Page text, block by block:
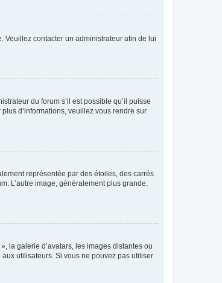
Veuillez contacter un administrateur afin de lui
du forum s’il est possible qu’il puisse
d’informations, veuillez vous rendre sur
représentée par des étoiles, des carrés
L’autre image, généralement plus grande,
la galerie d’avatars, les images distantes ou
utilisateurs. Si vous ne pouvez pas utiliser